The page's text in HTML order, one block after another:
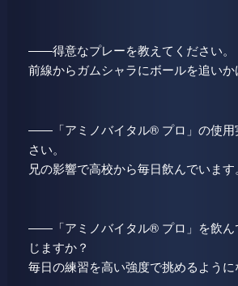
――得意なプレーを教えてください。
前線からガムシャラにボールを追いか
――「アミノバイタル® プロ」の使用
さい。
兄の影響で高校から毎日飲んでいます。
――「アミノバイタル® プロ」を飲ん
じますか？
毎日の練習を高い強度で挑めるように